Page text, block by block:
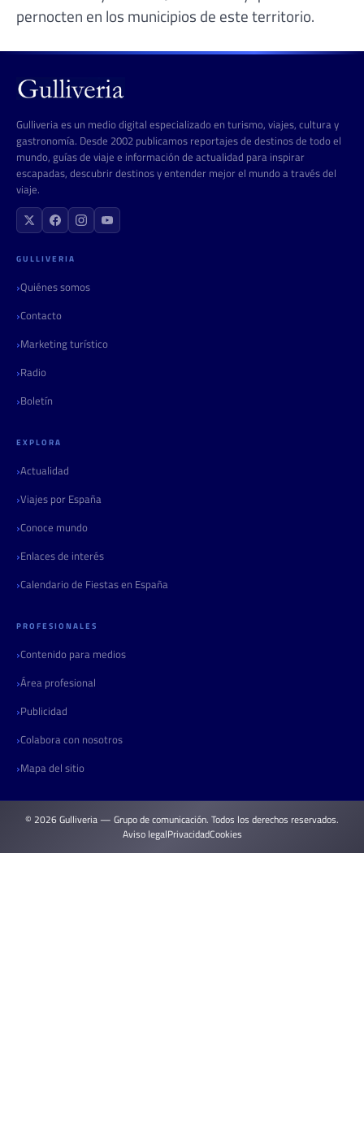
pernocten en los municipios de este territorio.
Gulliveria es un medio digital especializado en turismo, viajes, cultura y
gastronomía. Desde 2002 publicamos reportajes de destinos de todo el
mundo, guías de viaje e información de actualidad para inspirar
escapadas, descubrir destinos y entender mejor el mundo a través del
viaje.
GULLIVERIA
Quiénes somos
Contacto
Marketing turístico
Radio
Boletín
EXPLORA
Actualidad
Viajes por España
Conoce mundo
Enlaces de interés
Calendario de Fiestas en España
PROFESIONALES
Contenido para medios
Área profesional
Publicidad
Colabora con nosotros
Mapa del sitio
© 2026 Gulliveria — Grupo de comunicación. Todos los derechos reservados.
Aviso legalPrivacidadCookies